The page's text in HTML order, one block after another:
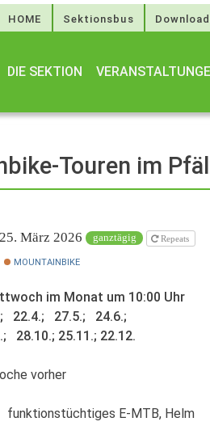
HOME Sektionsbus
DIE SEKTION
Touren im
25. März 2026 ganztägig Repeats
MOUNTAINBIKE
im Monat um 10:00 Uhr
22.4.; 27.5.; 24.6.;
25.11.; 22.12.
vorher
E-MTB, Helm